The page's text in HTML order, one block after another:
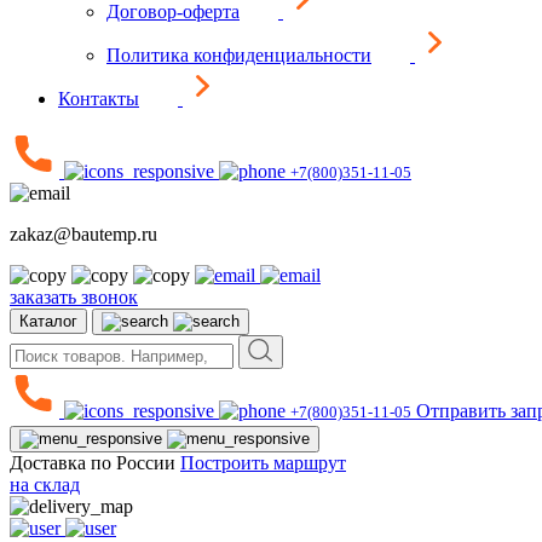
Договор-оферта
Политика конфиденциальности
Контакты
+7(800)351-11-05
zakaz@bautemp.ru
заказать звонок
Каталог
+7(800)351-11-05 Отправить
Доставка по России Построить маршрут
на склад